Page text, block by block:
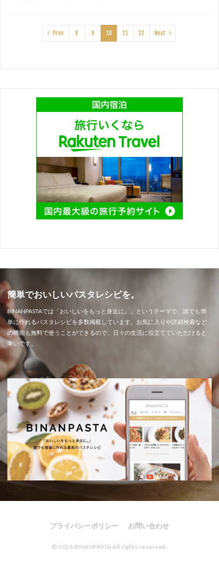
Prev 8 9 10 11 12 Next
簡単でおいしいパスタレシピを。
BINANPASTAでは「おいしいをもっと身近に。」というテーマで、誰でも簡
単に作れるパスタレシピを多数掲載しています。お気に入りや詳細検索など
の機能も無料で使うことができるので、日々の生活に役立てていただけると
幸いです。
プライバシーポリシー お問い合わせ
© 2026 BINANPASTA All rights reserved.